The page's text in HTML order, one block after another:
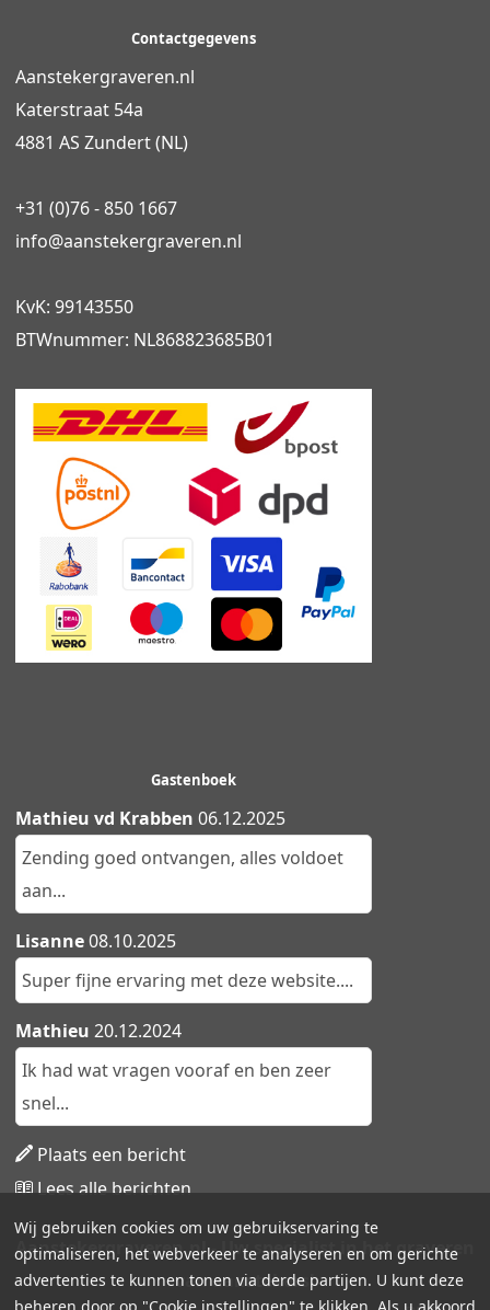
Contactgegevens
Aanstekergraveren.nl
Katerstraat 54a
4881 AS Zundert (NL)
+31 (0)76 - 850 1667
info@aanstekergraveren.nl
KvK: 99143550
BTWnummer: NL868823685B01
Gastenboek
Mathieu vd Krabben 06.12.2025
Zending goed ontvangen, alles voldoet
aan...
Lisanne08.10.2025
Super fijne ervaring met deze website....
Mathieu 20.12.2024
Ik had wat vragen vooraf en ben zeer
snel...
Plaats een bericht
Lees alle berichten
Aanstekergraveren.nl - Uw specialist in het graveren
van aanstekers!
Wij gebruiken cookies om uw gebruikservaring te
optimaliseren, het webverkeer te analyseren en om gerichte
advertenties te kunnen tonen via derde partijen. U kunt deze